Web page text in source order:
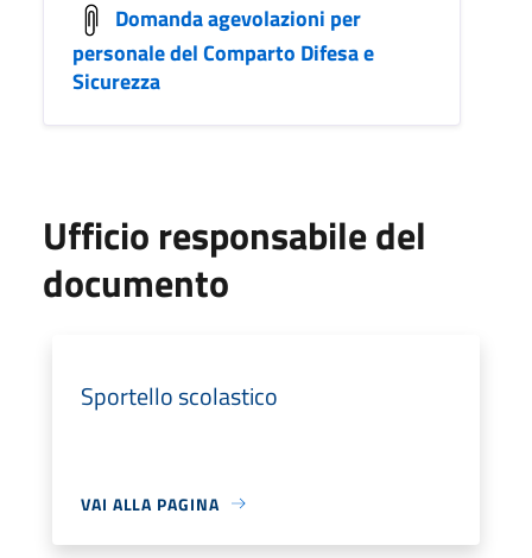
Domanda agevolazioni per
personale del Comparto Difesa e
Sicurezza
Ufficio responsabile del
documento
Sportello scolastico
VAI ALLA PAGINA